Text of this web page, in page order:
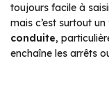
toujours facile à
mais c’est surtout
conduite,
enchaîne les arrêts